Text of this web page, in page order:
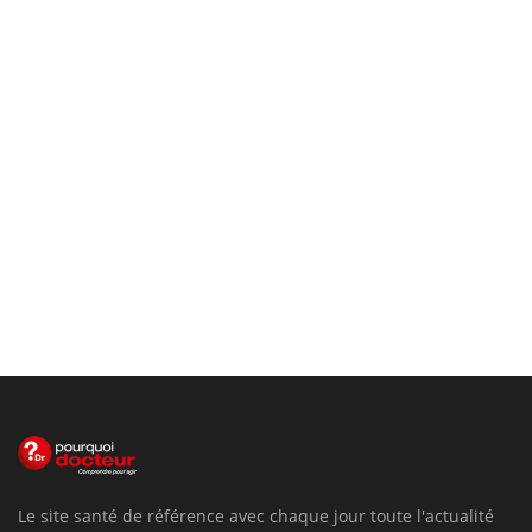
Le site santé de référence avec chaque jour toute l'actualité